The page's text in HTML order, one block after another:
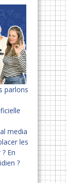
parlons
media
les
En
?